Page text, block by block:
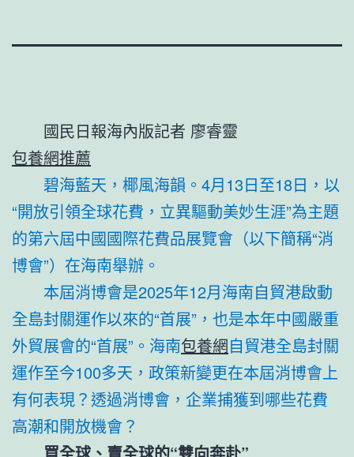
國民日報海內版記者 廖睿靈
包養網推薦
碧海藍天，椰風海韻。4月13日至18日，以
“開放引領全球花費，立異驅動美妙生涯”為主題
的第六屆中國國際花費品展覽會（以下簡稱“消
博會”）在海南舉辦。
本屆消博會是2025年12月海南自貿港啟動
全島封關運作以來的“首展”，也是本年中國嚴重
外貿展會的“首展”。海南包養網自貿港全島封關
運作至今100多天，政策新變更在本屆消博會上
有何表現？透過消博會，企業捕獲到哪些花費
高潮和開放機會？
買全球、賣全球的“雙向奔赴”